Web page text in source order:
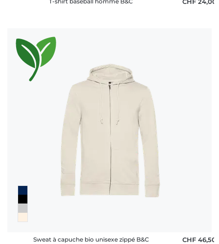
Sweat à capuche bio unisexe zippé B&C CHF 46,50